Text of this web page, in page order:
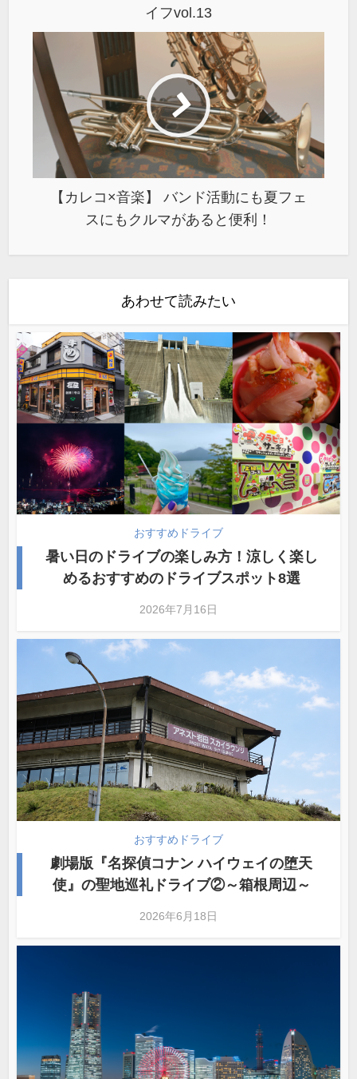
イフvol.13
【カレコ×音楽】 バンド活動にも夏フェ
スにもクルマがあると便利！
あわせて読みたい
おすすめドライブ
暑い日のドライブの楽しみ方！涼しく楽し
めるおすすめのドライブスポット8選
2026年7月16日
おすすめドライブ
劇場版『名探偵コナン ハイウェイの堕天
使』の聖地巡礼ドライブ②～箱根周辺～
2026年6月18日